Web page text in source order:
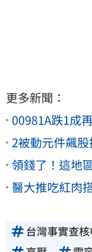
更多新聞：
00981A跌1成
2被動元件飆
領錢了！這地
醫大推吃紅肉
台灣事實查